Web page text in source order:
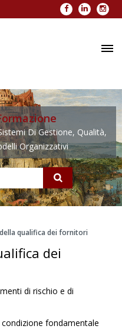
Facebook
LinkedIn
Di Gestione, Qualità,
Organizzativi
qualifica dei fornitori
dei
di rischio e di
fondamentale